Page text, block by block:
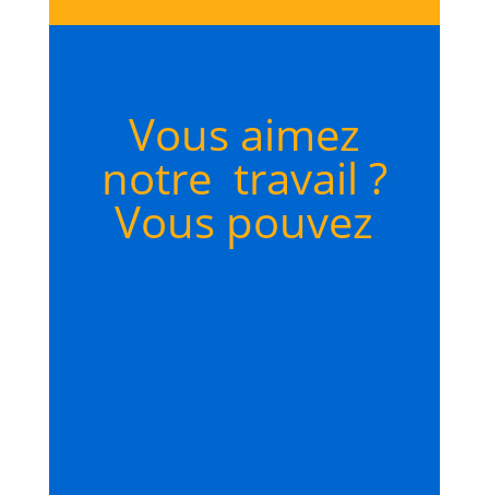
Vous aimez
notre travail ?
Vous pouvez